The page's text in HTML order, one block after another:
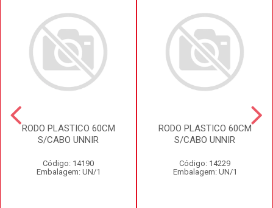
RODO PLASTICO 60CM
S/CABO UNNIR
Código: 14190
Embalagem: UN/1
RODO PLASTICO 60CM
S/CABO UNNIR
Código: 14229
Embalagem: UN/1